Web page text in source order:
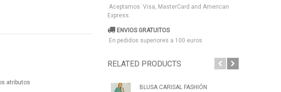
atributos
Aceptamos Visa, MasterCard and American
Express.
ENVIOS GRATUITOS
En pedidos superiores a 100 euros
RELATED PRODUCTS
BLUSA CARISAL FASHIÓN